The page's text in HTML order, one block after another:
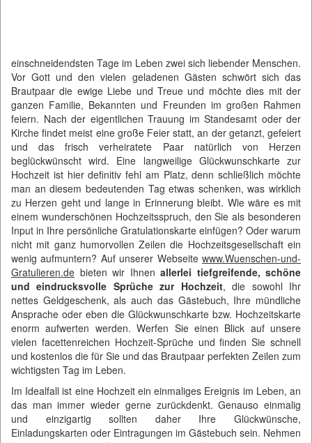
einschneidendsten Tage im Leben zwei sich liebender Menschen.
Vor Gott und den vielen geladenen Gästen schwört sich das
Brautpaar die ewige Liebe und Treue und möchte dies mit der
ganzen Familie, Bekannten und Freunden im großen Rahmen
feiern. Nach der eigentlichen Trauung im Standesamt oder der
Kirche findet meist eine große Feier statt, an der getanzt, gefeiert
und das frisch verheiratete Paar natürlich von Herzen
beglückwünscht wird. Eine langweilige Glückwunschkarte zur
Hochzeit ist hier definitiv fehl am Platz, denn schließlich möchte
man an diesem bedeutenden Tag etwas schenken, was wirklich
zu Herzen geht und lange in Erinnerung bleibt. Wie wäre es mit
einem wunderschönen Hochzeitsspruch, den Sie als besonderen
Input in Ihre persönliche Gratulationskarte einfügen? Oder warum
nicht mit ganz humorvollen Zeilen die Hochzeitsgesellschaft ein
wenig aufmuntern? Auf unserer Webseite www.Wuenschen-und-
Gratulieren.de bieten wir Ihnen allerlei tiefgreifende, schöne
und eindrucksvolle Sprüche zur Hochzeit, die sowohl Ihr
nettes Geldgeschenk, als auch das Gästebuch, Ihre mündliche
Ansprache oder eben die Glückwunschkarte bzw. Hochzeitskarte
enorm aufwerten werden. Werfen Sie einen Blick auf unsere
vielen facettenreichen Hochzeit-Sprüche und finden Sie schnell
und kostenlos die für Sie und das Brautpaar perfekten Zeilen zum
wichtigsten Tag im Leben.
Im Idealfall ist eine Hochzeit ein einmaliges Ereignis im Leben, an
das man immer wieder gerne zurückdenkt. Genauso einmalig
und einzigartig sollten daher Ihre Glückwünsche,
Einladungskarten oder Eintragungen im Gästebuch sein. Nehmen